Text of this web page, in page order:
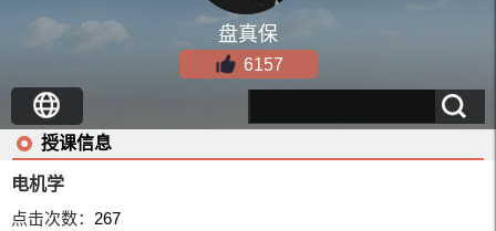
盘真保
6157
授课信息
电机学
点击次数： 267